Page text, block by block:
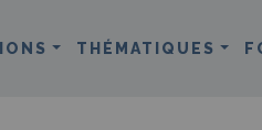
THÉMATIQUES